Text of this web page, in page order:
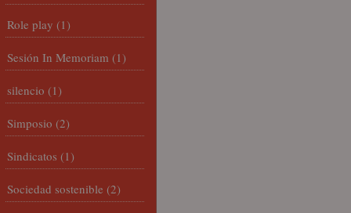
Role play (1)
Sesión In Memoriam (1)
silencio (1)
Simposio (2)
Sindicatos (1)
Sociedad sostenible (2)